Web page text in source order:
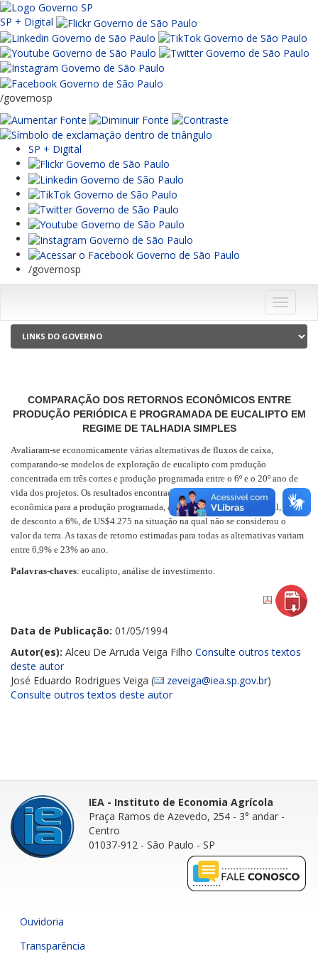
SP + Digital
/governosp
SP + Digital
/governosp
Menu
COMPARAÇÃO DOS RETORNOS ECONÔMICOS ENTRE
PRODUÇÃO PERIÓDICA E PROGRAMADA DE EUCALIPTO EM
REGIME DE TALHADIA SIMPLES
Avaliaram-se economicamente várias alternativas de fluxos de caixa,
comparando-se modelos de exploração de eucalipto com produção
concentrada em três cortes e produção programada entre o 6º e o 20º ano de
vida dos projetos. Os resultados encontrados indicam superioridade
econômica para a produção programada, atingindo receita líquida real, à taxa
de desconto a 6%, de US$4.275 na situação na qual não se considerou o
valor da terra. As taxas de retorno estimadas para todas as alternativas variam
entre 6,9% e 23% ao ano.
Palavras-chaves: eucalipto, análise de investimento.
Data de Publicação: 01/05/1994
Autor(es): Alceu De Arruda Veiga Filho Consulte outros textos
deste autor
José Eduardo Rodrigues Veiga (
zeveiga@iea.sp.gov.br)
Consulte outros textos deste autor
IEA - Instituto de Economia Agrícola
Praça Ramos de Azevedo, 254 - 3° andar -
Centro
01037-912 - São Paulo - SP
Ouvidoria
Transparência